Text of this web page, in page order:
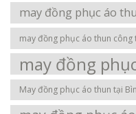
may đồng phục áo
may đồng phục áo thun công
may đồng
May đồng phục áo thun tại